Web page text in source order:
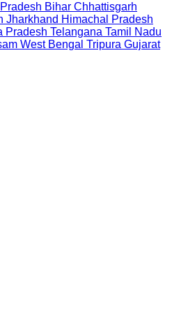
Bihar Chhattisgarh
Jharkhand Himachal Pradesh
Pradesh Telangana Tamil Nadu
West Bengal Tripura Gujarat